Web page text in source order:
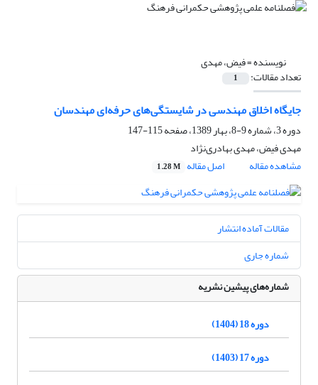
نویسنده =فیض، مهدی
تعداد مقالات: 1
جایگاه اخلاق مهندسی در شایستگی‌های حرفه‌ای مهندسان
دوره 3، شماره 9-8، بهار 1389، صفحه
115-147
مهدی فیض، مهدی بهادری‌نژاد
مشاهده مقاله
اصل مقاله 1.28 M
مقالات آماده انتشار
شماره جاری
شماره‌های پیشین نشریه
دوره 18 (1404)
دوره 17 (1403)